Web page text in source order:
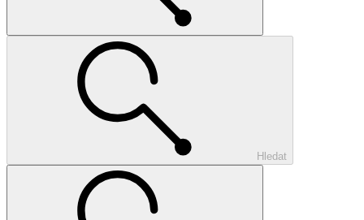
Hledat